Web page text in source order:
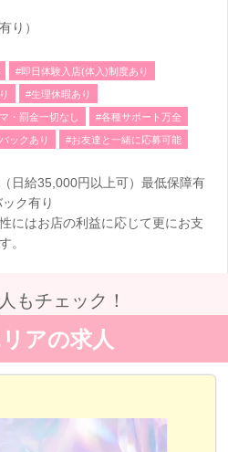
り）
#即日体験入店(体入)制度あり
#生理休暇あり
・罰金一切なし #各種サポート万全
ックあり #お友達と一緒に応募可能
日給35,000円以上可）最低保障有
ク有り
にはお店の利益に応じて更にお支
。
もチェック！
アの求人